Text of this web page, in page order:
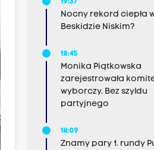
19:37
Nocny rekord ciepła
Beskidzie Niskim?
18:45
Monika Piątkowska
zarejestrowała
wyborczy. Bez szyldu
partyjnego
18:09
Znamy pary 1. rundy